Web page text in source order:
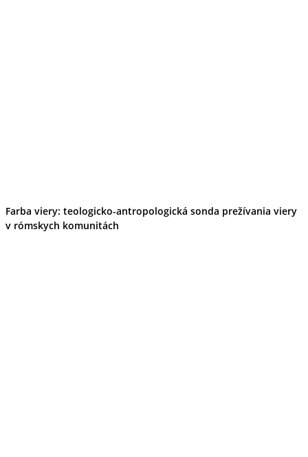
Farba viery: teologicko-antropologická sonda prežívania viery
v rómskych komunitách